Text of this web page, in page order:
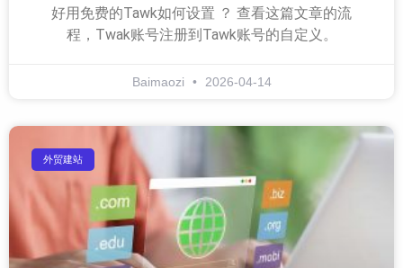
好用免费的Tawk如何设置 ？ 查看这篇文章的流
程，Twak账号注册到Tawk账号的自定义。
Baimaozi 2026-04-14
外贸建站